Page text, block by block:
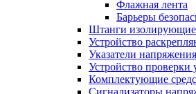
Флажная лента
Барьеры
Штанги изолирующие
Устройство
Указатели напряжения
Устройство проверки
Комплектующие
Сигнализаторы